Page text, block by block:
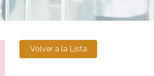
Volver a la Lista